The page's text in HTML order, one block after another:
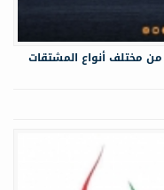
مختلف أنواع المشتقات